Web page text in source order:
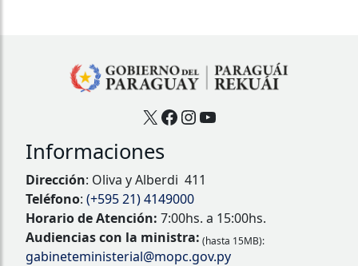
X Facebook
Instagram
YouTube
Informaciones
Dirección: Oliva y Alberdi 411
Teléfono: (+595 21) 4149000
Horario de Atención: 7:00hs. a 15:00hs.
Audiencias con la ministra: (hasta 15MB):
gabineteministerial@mopc.gov.py